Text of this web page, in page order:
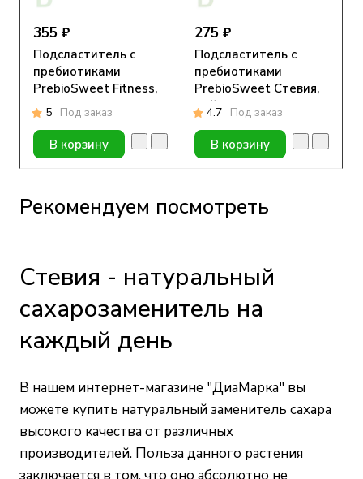
355 ₽
Подсластитель с
пребиотиками
PrebioSweet Fitness,
саше 80 шт.
5 Под заказ
В корзину
275 ₽
Подсластитель с
пребиотиками
PrebioSweet Стевия,
дой-пак 150г.
4.7 Под заказ
В корзину
Рекомендуем посмотреть
Стевия - натуральный
сахарозаменитель на
каждый день
В нашем интернет-магазине "ДиаМарка" вы
можете купить натуральный заменитель сахара
высокого качества от различных
производителей. Польза данного растения